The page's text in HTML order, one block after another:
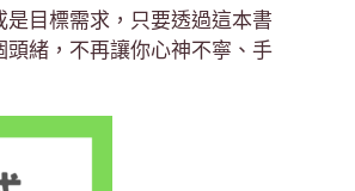
目標需求，只要透過這本書
緒，不再讓你心神不寧、手